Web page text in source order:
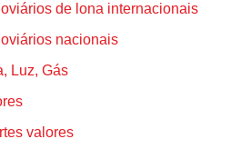
de lona internacionais
nacionais
Luz, Gás
valores